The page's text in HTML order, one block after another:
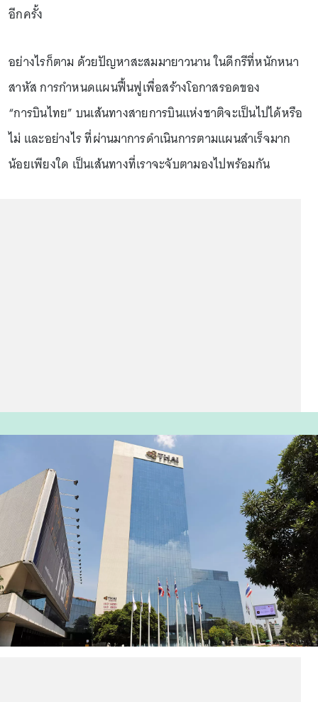
อีกครั้ง
อย่างไรก็ตาม ด้วยปัญหาสะสมมายาวนาน ในดีกรีที่หนักหนา
สาหัส การกำหนดแผนฟื้นฟูเพื่อสร้างโอกาสรอดของ
“การบินไทย” บนเส้นทางสายการบินแห่งชาติจะเป็นไปได้หรือ
ไม่ และอย่างไร ที่ผ่านมาการดำเนินการตามแผนสำเร็จมาก
น้อยเพียงใด เป็นเส้นทางที่เราจะจับตามองไปพร้อมกัน